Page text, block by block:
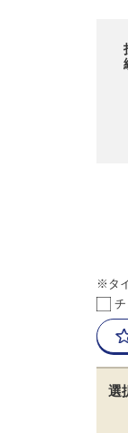
※タ
チ
選